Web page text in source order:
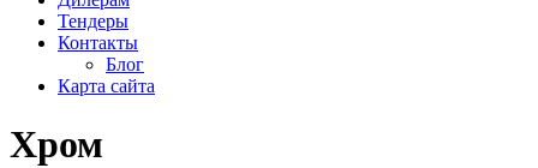
Тендеры
Контакты
Блог
Карта сайта
Хром